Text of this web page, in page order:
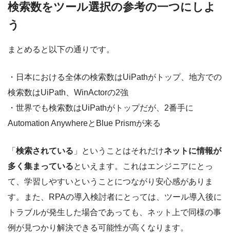
検索数をツール選択の参考の一つにしよ
う
まとめると以下の通りです。
・日本における全体の検索数はUiPathがトップ、地方での
検索数はUiPath、WinActorの2強
・世界でも検索数はUiPathがトップだが、2番手に
Automation AnywhereとBlue Prismが来る
「 検索されている 」ということはそれだけネットに情報が
多く集まっているといえます。これはエンジニアにとっ
て、学習しやすいということにつながり安心感がありま
す。また、RPAの導入検討者にとっては、ツール導入後に
トラブルが発生した場合であっても、ネット上で同様の事
例が見つかり解決できる可能性が高くなります。